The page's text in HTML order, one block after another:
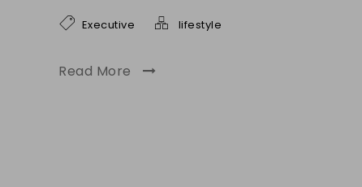
Executive lifestyle
Read More